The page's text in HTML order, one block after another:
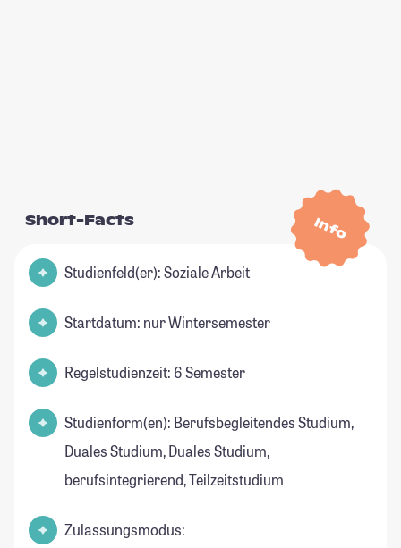
Info
Short-Facts
Studienfeld(er): Soziale Arbeit
Startdatum: nur Wintersemester
Regelstudienzeit: 6 Semester
Studienform(en): Berufsbegleitendes Studium,
Duales Studium, Duales Studium,
berufsintegrierend, Teilzeitstudium
Zulassungsmodus: